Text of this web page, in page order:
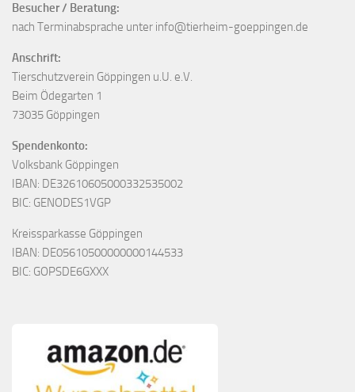
Besucher / Beratung:
nach Terminabsprache unter info@tierheim-goeppingen.de
Anschrift:
Tierschutzverein Göppingen u.U. e.V.
Beim Ödegarten 1
73035 Göppingen
Spendenkonto:
Volksbank Göppingen
IBAN: DE32610605000332535002
BIC: GENODES1VGP
Kreissparkasse Göppingen
IBAN: DE05610500000000144533
BIC: GOPSDE6GXXX